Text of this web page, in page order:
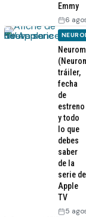
Emmy
6
tráiler,
fecha
de
estreno
y todo
lo que
debes
saber
de la
serie de
Apple
TV
5